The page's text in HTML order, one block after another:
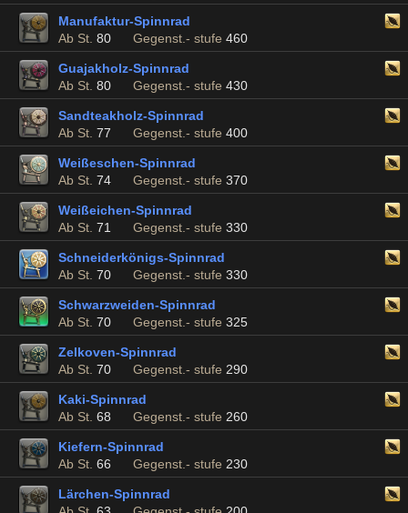
Manufaktur-Spinnrad
Ab St. 80 Gegenst.- stufe 460
Guajakholz-Spinnrad
Ab St. 80 Gegenst.- stufe 430
Sandteakholz-Spinnrad
Ab St. 77 Gegenst.- stufe 400
Weißeschen-Spinnrad
Ab St. 74 Gegenst.- stufe 370
Weißeichen-Spinnrad
Ab St. 71 Gegenst.- stufe 330
Schneiderkönigs-Spinnrad
Ab St. 70 Gegenst.- stufe 330
Schwarzweiden-Spinnrad
Ab St. 70 Gegenst.- stufe 325
Zelkoven-Spinnrad
Ab St. 70 Gegenst.- stufe 290
Kaki-Spinnrad
Ab St. 68 Gegenst.- stufe 260
Kiefern-Spinnrad
Ab St. 66 Gegenst.- stufe 230
Lärchen-Spinnrad